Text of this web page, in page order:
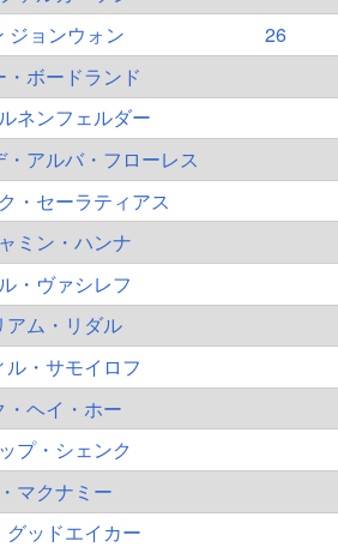
ジョンウォン 26
・ボードランド
ネンフェルダー
アルバ・フローレス
・セーラティアス
ミン・ハンナ
・ヴァシレフ
アム・リダル
ル・サモイロフ
・ヘイ・ホー
プ・シェンク
マクナミー
グッドエイカー